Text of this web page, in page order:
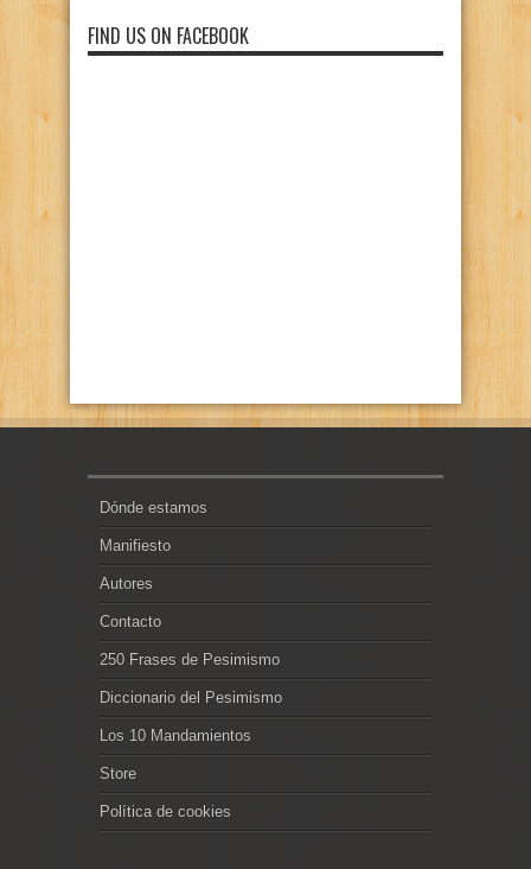
FIND US ON FACEBOOK
Dónde estamos
Manifiesto
Autores
Contacto
250 Frases de Pesimismo
Diccionario del Pesimismo
Los 10 Mandamientos
Store
Política de cookies